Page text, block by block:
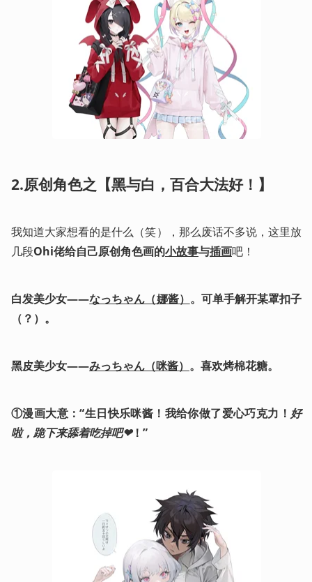
2.原创角色之【黑与白，百合大法好！】
我知道大家想看的是什么（笑），那么废话不多说，这里放
几段Ohi佬给自己原创角色画的小故事与插画吧！
白发美少女——なっちゃん（娜酱） 。可单手解开某罩扣子
（？）。
黑皮美少女——みっちゃん（咪酱） 。喜欢烤棉花糖。
①漫画大意：“生日快乐咪酱！我给你做了爱心巧克力！ 好
啦，跪下来舔着吃掉吧❤！”